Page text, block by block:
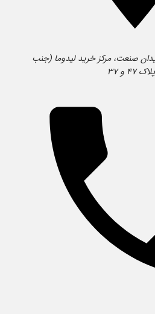
صنعت، مرکز خرید لیدوما (جنب
و ۳۷